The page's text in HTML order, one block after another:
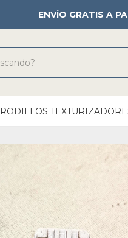
ENVÍO GRATIS A
RODILLOS